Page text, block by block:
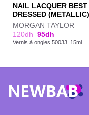
NAIL LACQUER BEST
DRESSED (METALLIC)
MORGAN TAYLOR
120dh 95dh
Vernis à ongles 50033. 15ml